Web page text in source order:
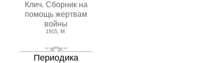
Клич. Сборник на
помощь жертвам
войны
1915, М.
Периодика